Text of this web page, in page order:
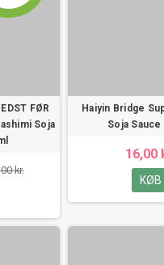
FØR
Soja
kr.
Haiyin Bridge
Soja Sauce
16,00
KØB